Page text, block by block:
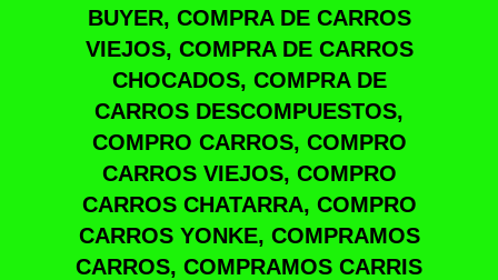
BUYER, COMPRA DE CARROS
VIEJOS, COMPRA DE CARROS
CHOCADOS, COMPRA DE
CARROS DESCOMPUESTOS,
COMPRO CARROS, COMPRO
CARROS VIEJOS, COMPRO
CARROS CHATARRA, COMPRO
CARROS YONKE, COMPRAMOS
CARROS, COMPRAMOS CARRIS